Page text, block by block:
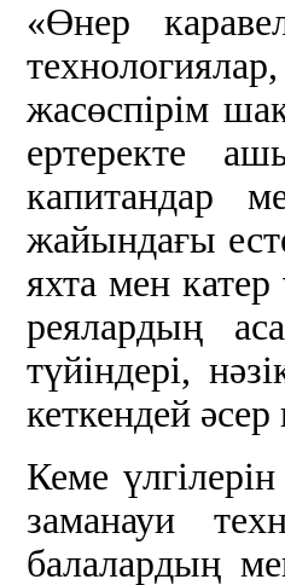
«Өнер
жасөспірім
ертеректе
капитандар
жайындағы
яхта мен
реялардың
түйіндері,
кеткендей
Кеме
заманауи
балалардың